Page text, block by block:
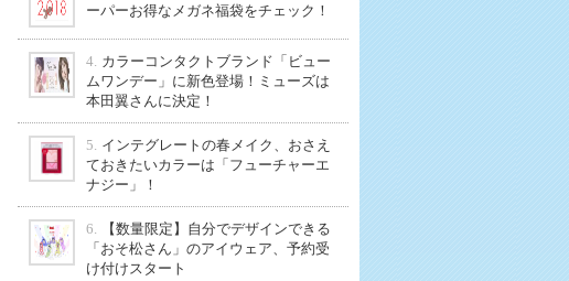
ーパーお得なメガネ福袋をチェック！
4. カラーコンタクトブランド「ビュー
ムワンデー」に新色登場！ミューズは
本田翼さんに決定！
5. インテグレートの春メイク、おさえ
ておきたいカラーは「フューチャーエ
ナジー」！
6.
【数量限定】自分でデザインできる
「おそ松さん」のアイウェア、予約受
け付けスタート